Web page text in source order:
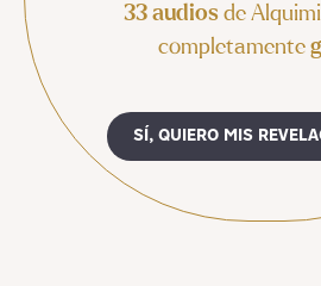
33 audiosde
completamente
SÍ, QUIERO MIS